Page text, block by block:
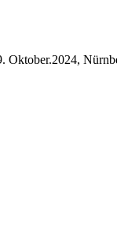
Oktober.2024,